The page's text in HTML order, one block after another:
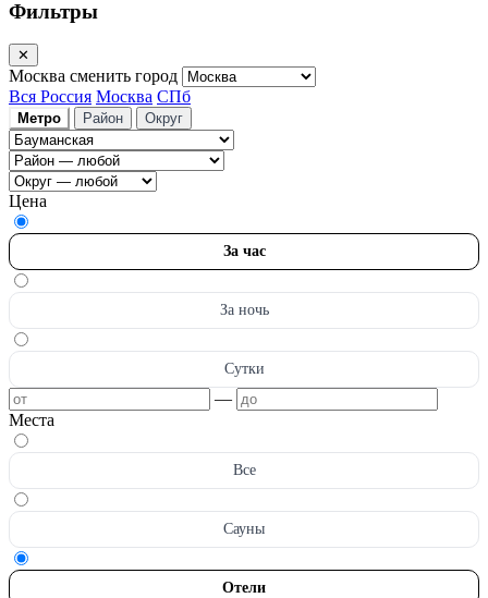
Фильтры
✕
Москва сменить город
Вся Россия Москва СПб
Метро Район Округ
Цена
За час
За ночь
Сутки
—
Места
Все
Сауны
Отели